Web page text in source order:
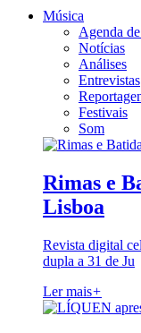
Música
Agenda
Notícias
Análises
Entrevistas
Festivais
Som
Rimas e
Lisboa
Revista digital
dupla a 31 de Ju
Ler mais+